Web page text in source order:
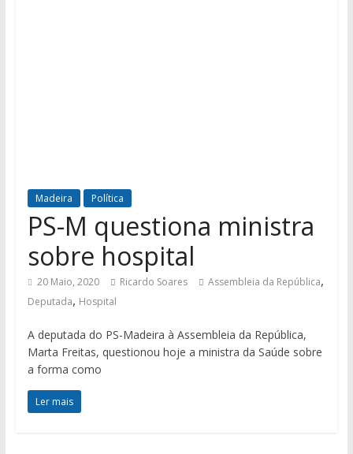
Madeira Política
PS-M questiona ministra
sobre hospital
20 Maio, 2020 Ricardo Soares Assembleia da República,
Deputada, Hospital
A deputada do PS-Madeira à Assembleia da República,
Marta Freitas, questionou hoje a ministra da Saúde sobre
a forma como
Ler mais